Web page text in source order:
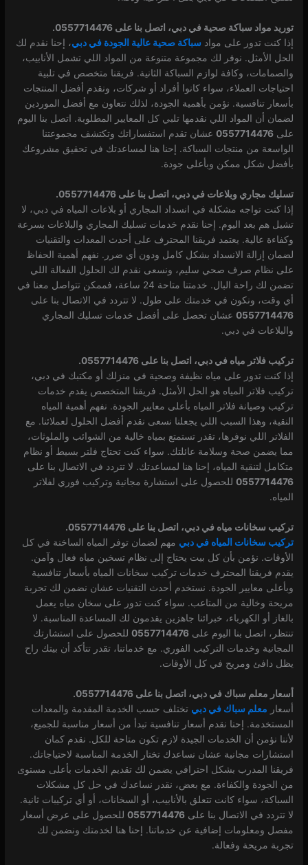
توريد مواد سباكة صحية في دبي، اتصل بنا على 0557714476.
إذا كنت تدور على موادسباكة صحية عالية الجودة في دبي، إحنا نقدم لك
الحل الأمثل. نوفر لك مجموعة متنوعة من المواد اللي تشمل الأنابيب،
والصمامات، وكافة لوازم السباكة الثانية. فريقنا متخصص في تلبية
احتياجات العملاء، سواء كانوا أفراد أو شركات، ونقدم أفضل المنتجات
بأسعار تنافسية. نؤمن بأهمية الجودة، لذلك نتعاون مع أفضل الموردين
لضمان أن المواد اللي نقدمها تلبي كل المعايير المطلوبة. اتصل بنا اليوم
على0557714476 عشان تقدم استفساراتك وتكتشف مجموعتنا
الواسعة من منتجات السباكة. إحنا هنا لمساعدتك في تحقيق مشروعك
بأفضل شكل ممكن وبأعلى جودة.
تسليك مجاري وبلاعات في دبي، اتصل بنا على 0557714476.
إذا كنت تواجه مشكلة في انسداد المجاري أو بلاعات المياه في دبي، لا
تشيل هم بعد اليوم. إحنا نقدم خدمات تسليك المجاري والبلاعات بسرعة
وكفاءة عالية. يعتمد فريقنا المحترف على أحدث المعدات والتقنيات
لضمان إزالة الانسداد بشكل كامل ودون أي ضرر. نفهم أهمية الحفاظ
على نظام صرف صحي سليم، ونسعى نقدم لك الحلول الفعالة اللي
تضمن لك راحة البال. خدمتنا متاحة 24 ساعة، فممكن تتواصل معنا في
أي وقت، ونكون في خدمتك على طول. لا تتردد في الاتصال بنا على
0557714476 عشان تحصل على أفضل خدمات تسليك المجاري
والبلاعات في دبي.
تركيب فلاتر مياه في دبي، اتصل بنا على 0557714476.
إذا كنت تدور على مياه نظيفة وصحية في منزلك أو مكتبك في دبي،
تركيب فلاتر المياه هو الحل الأمثل. فريقنا المتخصص يقدم خدمات
تركيب وصيانة فلاتر المياه بأعلى معايير الجودة. نفهم أهمية المياه
النقية، وهذا السبب اللي يجعلنا نسعى نقدم أفضل الحلول لعملائنا. مع
الفلاتر اللي نوفرها، تقدر تستمتع بمياه خالية من الشوائب والملوثات،
مما يضمن صحة وسلامة عائلتك. سواء كنت تحتاج فلتر بسيط أو نظام
متكامل لتنقية المياه، إحنا هنا لمساعدتك. لا تتردد في الاتصال بنا على
0557714476 للحصول على استشارة مجانية وتركيب فوري لفلاتر
المياه.
تركيب سخانات مياه في دبي، اتصل بنا على 0557714476.
تركيب سخانات المياه في دبي مهم لضمان توفر المياه الساخنة في كل
الأوقات. نؤمن بأن كل بيت يحتاج إلى نظام تسخين مياه فعال وآمن.
يقدم فريقنا المحترف خدمات تركيب سخانات المياه بأسعار تنافسية
وبأعلى معايير الجودة. نستخدم أحدث التقنيات عشان نضمن لك تجربة
مريحة وخالية من المتاعب. سواء كنت تدور على سخان مياه يعمل
بالغاز أو الكهرباء، خبرائنا جاهزين يقدمون لك المساعدة المناسبة. لا
تنتظر، اتصل بنا اليوم على0557714476 للحصول على استشارتك
المجانية وخدمات التركيب الفوري. مع خدماتنا، تقدر تتأكد أن بيتك راح
يظل دافئ ومريح في كل الأوقات.
أسعار معلم سباك في دبي، اتصل بنا على 0557714476.
أسعار معلم سباك في دبي تختلف حسب الخدمة المقدمة والمعدات
المستخدمة. إحنا نقدم أسعار تنافسية تبدأ من أسعار مناسبة للجميع،
لأننا نؤمن أن الخدمات الجيدة لازم تكون متاحة للكل. نقدم كمان
استشارات مجانية عشان نساعدك تختار الخدمة المناسبة لاحتياجاتك.
فريقنا المدرب بشكل احترافي يضمن لك تقديم الخدمات بأعلى مستوى
من الجودة والكفاءة. مع بعض، نقدر نساعدك في حل كل مشكلات
السباكة، سواء كانت تتعلق بالأنابيب، أو السخانات، أو أي تركيبات ثانية.
لا تتردد في الاتصال بنا على0557714476 للحصول على عرض أسعار
مفصل ومعلومات إضافية عن خدماتنا. إحنا هنا لخدمتك ونضمن لك
تجربة مريحة وفعالة.